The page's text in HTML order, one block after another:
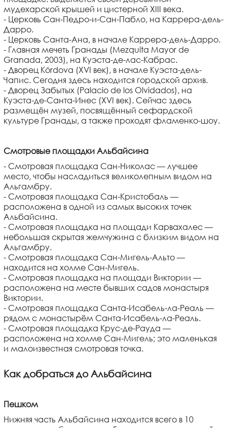
мудехарской крышей и цистерной XIII века.
- Церковь Сан-Педро-и-Сан-Пабло, на Каррера-дель-
Дарро.
- Церковь Санта-Ана, в начале Каррера-дель-Дарро.
- Главная мечеть Гранады (Mezquita Mayor de
Granada, 2003), на Куэста-де-лас-Кабрас.
- Дворец Кórdova (XVI век), в начале Куэста-дель-
Чапис. Сегодня здесь находится городской архив.
- Дворец Забытых (Palacio de los Olvidados), на
Куэста-де-Санта-Инес (XVI век). Сейчас здесь
размещён музей, посвящённый сефардской
культуре Гранады, а также проходят фламенко-шоу.
Смотровые площадки Альбайсина
- Смотровая площадка Сан-Николас — лучшее
место, чтобы насладиться великолепным видом на
Альгамбру.
- Смотровая площадка Сан-Кристобаль —
расположена в одной из самых высоких точек
Альбайсина.
- Смотровая площадка на площади Карвахалес —
небольшая скрытая жемчужина с близким видом на
Альгамбру.
- Смотровая площадка Сан-Мигель-Альто —
находится на холме Сан-Мигель.
- Смотровая площадка на площади Виктории —
расположена на месте бывших садов монастыря
Виктории.
- Смотровая площадка Санта-Исабель-ла-Реаль —
рядом с монастырём Санта-Исабель-ла-Реаль.
- Смотровая площадка Крус-де-Рауда —
расположена на холме Сан-Мигель; это маленькая
и малоизвестная смотровая точка.
Как добраться до Альбайсина
Пешком
Нижняя часть Альбайсина находится всего в 10